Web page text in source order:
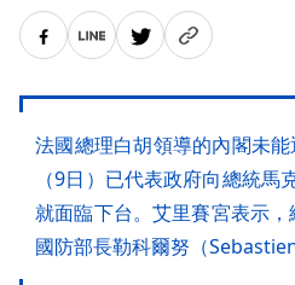
法國總理白胡領導的內閣未
（9日）已代表政府向總統馬
就面臨下台。艾里賽宮表示
國防部長勒科爾努（